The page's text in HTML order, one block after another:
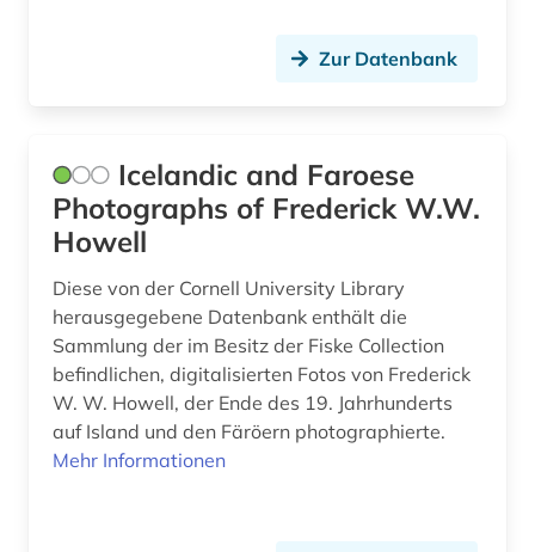
Zur Datenbank
Icelandic and Faroese
Photographs of Frederick W.W.
Howell
Diese von der Cornell University Library
herausgegebene Datenbank enthält die
Sammlung der im Besitz der Fiske Collection
befindlichen, digitalisierten Fotos von Frederick
W. W. Howell, der Ende des 19. Jahrhunderts
auf Island und den Färöern photographierte.
Mehr Informationen